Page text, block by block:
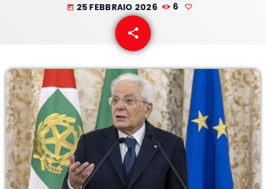
NUESTRAS FRECUENCIAS
NOTICIAS
CONTACTO
today 25 FEBBRAIO 2026 6
share
email